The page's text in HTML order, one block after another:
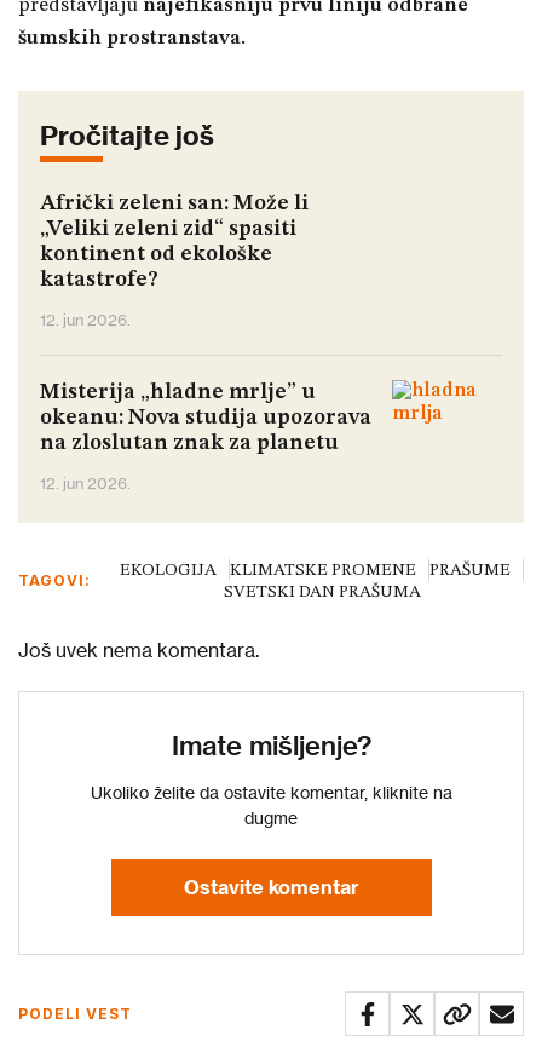
predstavljaju najefikasniju prvu liniju odbrane
šumskih prostranstava.
Pročitajte još
Afrički zeleni san: Može li
„Veliki zeleni zid“ spasiti
kontinent od ekološke
katastrofe?
12. jun 2026.
Misterija „hladne mrlje” u
okeanu: Nova studija upozorava
na zloslutan znak za planetu
12. jun 2026.
TAGOVI:
EKOLOGIJA KLIMATSKE PROMENE
PRAŠUME
SVETSKI DAN PRAŠUMA
Još uvek nema komentara.
Imate mišljenje?
Ukoliko želite da ostavite komentar, kliknite na
dugme
Ostavite komentar
PODELI VEST